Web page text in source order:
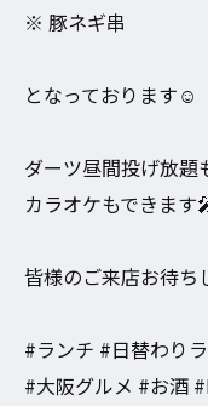
※ 豚ネギ串
となっております☺️
ダーツ昼間投げ放題
カラオケもできます
皆様のご来店お待ち
#ランチ #日替わり
#大阪グルメ #お酒